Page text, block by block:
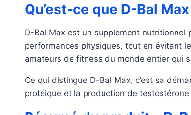
Qu’est-ce que D-Bal
D-Bal Max est un supplément
performances physiques, tout en évitant
amateurs de fitness du monde entier qui
Ce qui distingue D-Bal Max, c’est sa
protéique et la production de testostérone